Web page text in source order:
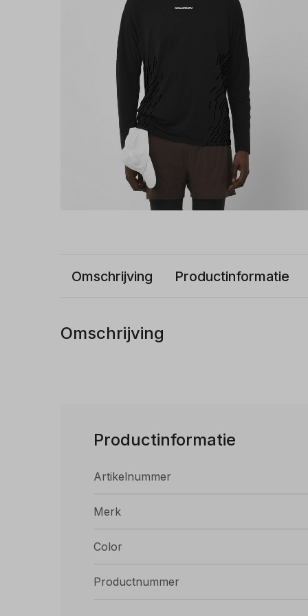
Omschrijving Productinformatie
Omschrijving
Productinformatie
Artikelnummer
Merk
Color
Productnummer